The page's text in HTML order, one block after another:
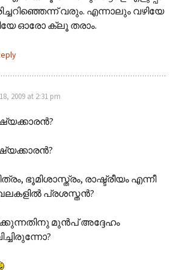
വരും. എന്നാലും വഴിയേ
ഓരോ ക്ലൂ തരാം.
2009 at 2:31 pm
ഭൂമിശാസ്ത്രം, രാഷ്ട്രീയം എന്നീ
പ്രശസ്തന്‍?
മുന്‍പ് അദ്ദേഹം